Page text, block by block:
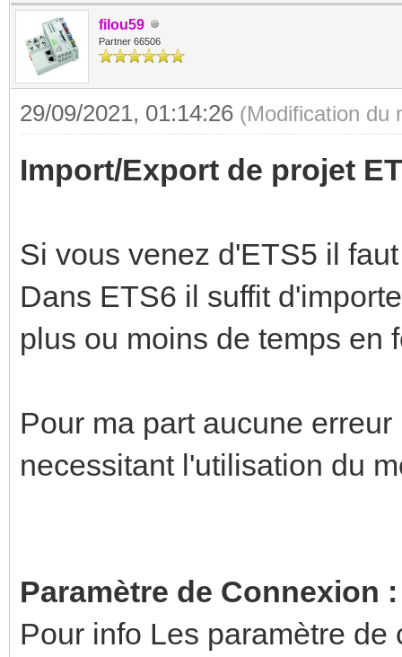
filou59
Partner 66506
29/09/2021, 01:14:26 (Modification du
Import/Export de projet
Si vous venez d'ETS5 il
Dans ETS6 il suffit
plus ou moins de temps en
Pour ma part aucune
necessitant l'utilisation du
Paramètre de Connexion :
Pour info Les paramètre